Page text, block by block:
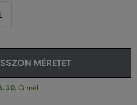
MÉRETET
10.Önnél